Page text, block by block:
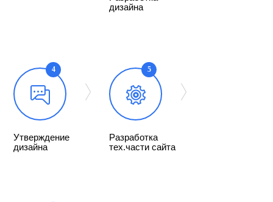
дизайна
4
Утверждение
дизайна
5
Разработка
тех.части сайта